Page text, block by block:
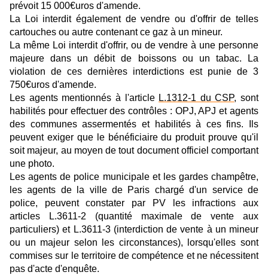
prévoit 15 000€uros d'amende.
La Loi interdit également de vendre ou d'offrir de telles
cartouches ou autre contenant ce gaz à un mineur.
La même Loi interdit d'offrir, ou de vendre à une personne
majeure dans un débit de boissons ou un tabac. La
violation de ces dernières interdictions est punie de 3
750€uros d'amende.
Les agents mentionnés à l'article L.1312-1 du CSP, sont
habilités pour effectuer des contrôles : OPJ, APJ et agents
des communes assermentés et habilités à ces fins. Ils
peuvent exiger que le bénéficiaire du produit prouve qu'il
soit majeur, au moyen de tout document officiel comportant
une photo.
Les agents de police municipale et les gardes champêtre,
les agents de la ville de Paris chargé d'un service de
police, peuvent constater par PV les infractions aux
articles L.3611-2 (quantité maximale de vente aux
particuliers) et L.3611-3 (interdiction de vente à un mineur
ou un majeur selon les circonstances), lorsqu'elles sont
commises sur le territoire de compétence et ne nécessitent
pas d'acte d'enquête.